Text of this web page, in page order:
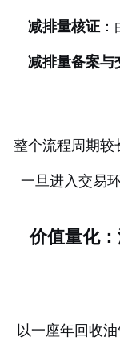
减排量核证：
减排量备案与
整个流程周期较
一旦进入交易
价值量化
以一座年回收